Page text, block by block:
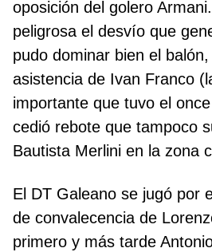
oposición del golero
peligrosa el desvío que
pudo dominar bien el
asistencia de Ivan Franco
importante que tuvo el
cedió rebote que tampoco
Bautista Merlini en la zona
El DT Galeano se jugó por
de convalecencia de
primero y más tarde